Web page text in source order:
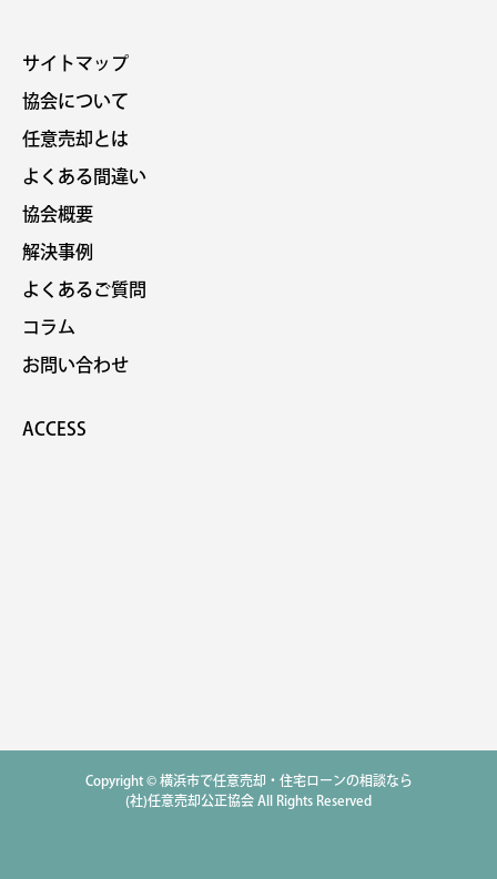
サイトマップ
協会について
任意売却とは
よくある間違い
協会概要
解決事例
よくあるご質問
コラム
お問い合わせ
ACCESS
Copyright © 横浜市で任意売却・住宅ローンの相談なら
(社)任意売却公正協会 All Rights Reserved